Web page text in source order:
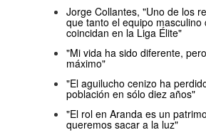
Jorge Collantes, "Uno de los
que tanto el equipo masculino
coincidan en la Liga Élite"
"Mi vida ha sido diferente,
máximo"
"El aguilucho cenizo ha
población en sólo diez años"
"El rol en Aranda es un
queremos sacar a la luz"